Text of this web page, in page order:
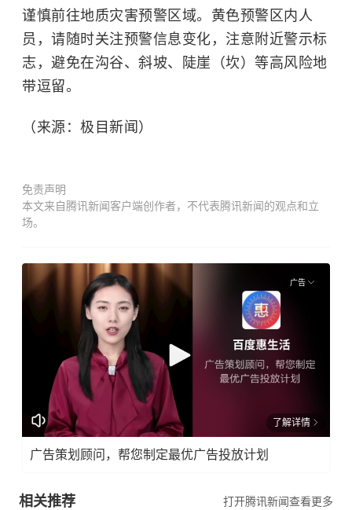
谨慎前往地质灾害预警区域。黄色预警区内人
员，请随时关注预警信息变化，注意附近警示标
志，避免在沟谷、斜坡、陡崖（坎）等高风险地
带逗留。
（来源：极目新闻）
免责声明
本文来自腾讯新闻客户端创作者，不代表腾讯新闻的观点和立
场。
广告
了解详情
广告策划顾问，帮您制定最优广告投放计划
相关推荐 打开腾讯新闻查看更多